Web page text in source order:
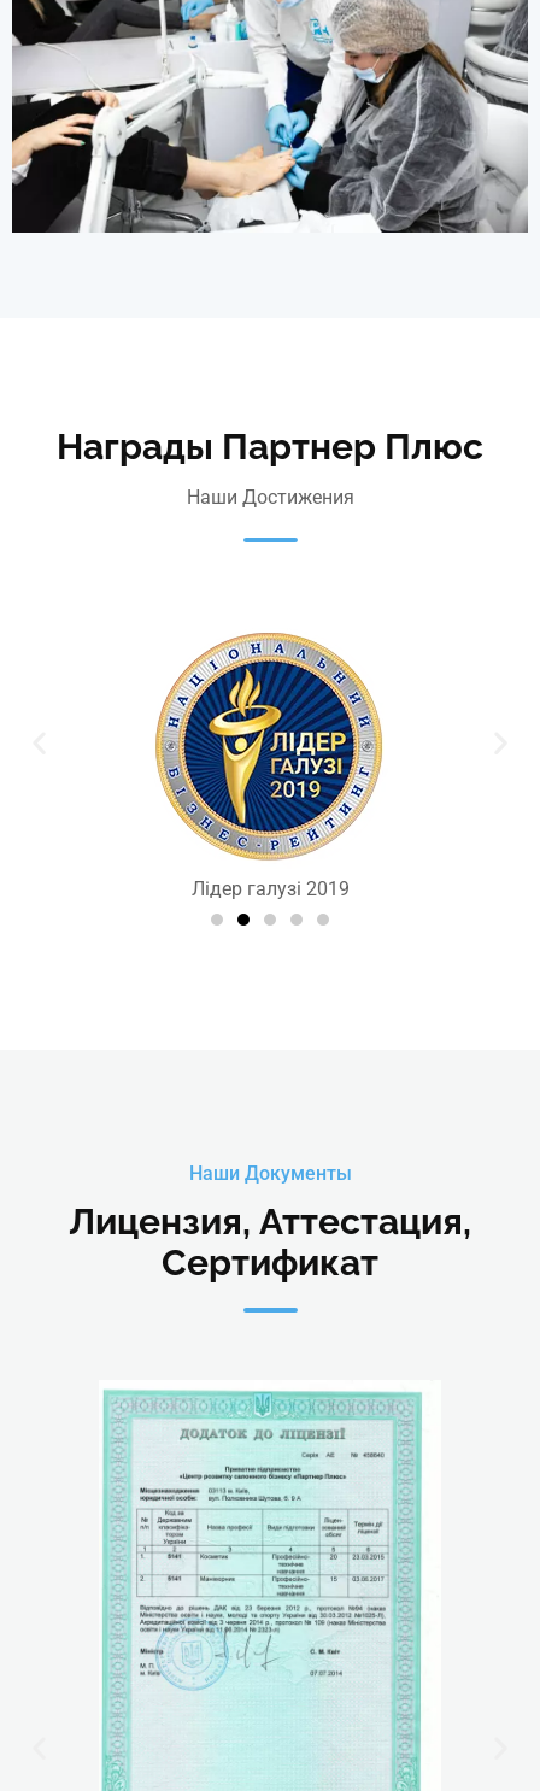
Награды Партнер Плюс
Наши Достижения
Лідер галузі 2019
Наши Документы
Лицензия, Аттестация,
Сертификат